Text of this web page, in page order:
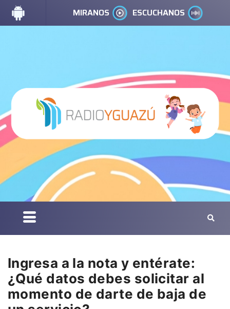
MIRANOS ESCUCHANOS
Ingresa a la nota y entérate:
¿Qué datos debes solicitar al
momento de darte de baja de